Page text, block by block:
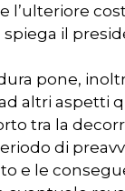
l’ulteriore
il
pone,
altri aspetti
tra la
di
e le